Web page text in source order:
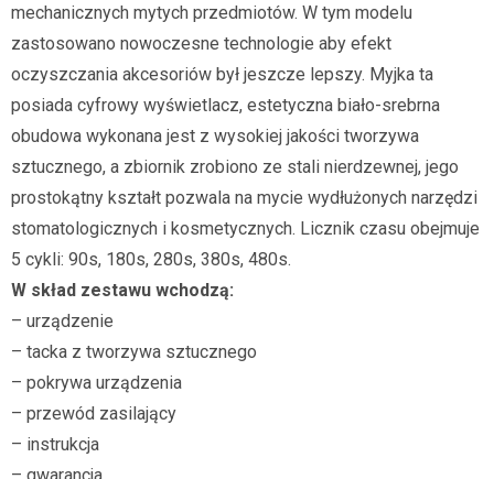
mechanicznych mytych przedmiotów. W tym modelu
zastosowano nowoczesne technologie aby efekt
oczyszczania akcesoriów był jeszcze lepszy. Myjka ta
posiada cyfrowy wyświetlacz, estetyczna biało-srebrna
obudowa wykonana jest z wysokiej jakości tworzywa
sztucznego, a zbiornik zrobiono ze stali nierdzewnej, jego
prostokątny kształt pozwala na mycie wydłużonych narzędzi
stomatologicznych i kosmetycznych. Licznik czasu obejmuje
5 cykli: 90s, 180s, 280s, 380s, 480s.
W skład zestawu wchodzą:
– urządzenie
– tacka z tworzywa sztucznego
– pokrywa urządzenia
– przewód zasilający
– instrukcja